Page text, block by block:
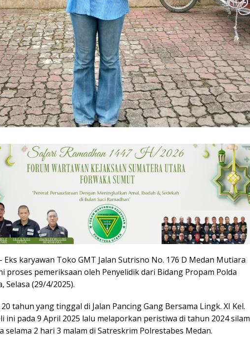
Eks karyawan Toko GMT Jalan Sutrisno No. 176 D Medan Mutiara
proses pemeriksaan oleh Penyelidik dari Bidang Propam Polda
Selasa (29/4/2025).
tahun yang tinggal di Jalan Pancing Gang Bersama Lingk. XI Kel.
ini pada 9 April 2025 lalu melaporkan peristiwa di tahun 2024 silam
selama 2 hari 3 malam di Satreskrim Polrestabes Medan.